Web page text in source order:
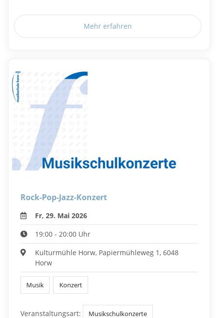
Mehr erfahren
Rock-Pop-Jazz-Konzert
Fr, 29. Mai 2026
19:00 - 20:00 Uhr
Kulturmühle Horw, Papiermühleweg 1, 6048
Horw
Musik Konzert
Veranstaltungsart: Musikschulkonzerte